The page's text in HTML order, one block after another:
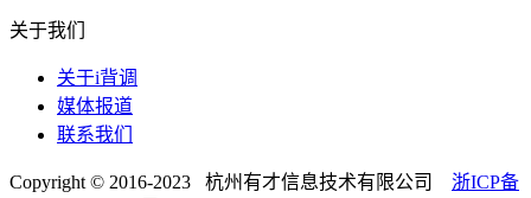
关于我们
关于i背调
媒体报道
联系我们
Copyright © 2016-2023 杭州有才信息技术有限公司 浙ICP备